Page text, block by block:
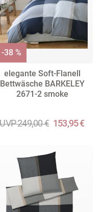
elegante Soft-Flanell
Bettwäsche BARKELEY
2671-2 smoke
UVP 249,00 € 153,95 €
-38 %